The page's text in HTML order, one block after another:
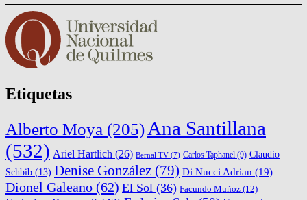
Etiquetas
Alberto Moya (205) Ana Santillana
(532) Ariel Hartlich (26) Bernal TV (7) Carlos Taphanel (9) Claudio
Schbib (13) Denise González (79) Di Nucci Adrian (19)
Dionel Galeano (62) El Sol (36) Facundo Muñoz (12)